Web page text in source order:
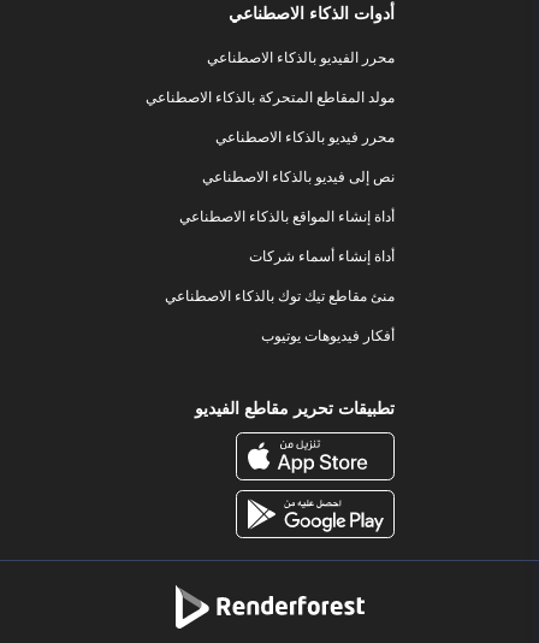
أدوات الذكاء الاصطناعي
محرر الفيديو بالذكاء الاصطناعي
مولد المقاطع المتحركة بالذكاء الاصطناعي
محرر فيديو بالذكاء الاصطناعي
نص إلى فيديو بالذكاء الاصطناعي
أداة إنشاء المواقع بالذكاء الاصطناعي
أداة إنشاء أسماء شركات
منئ مقاطع تيك توك بالذكاء الاصطناعي
أفكار فيديوهات يوتيوب
تطبيقات تحرير مقاطع الفيديو